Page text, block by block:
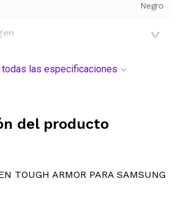
Negro
todas las especificaciones
del producto
TOUGH ARMOR PARA SAMSUNG